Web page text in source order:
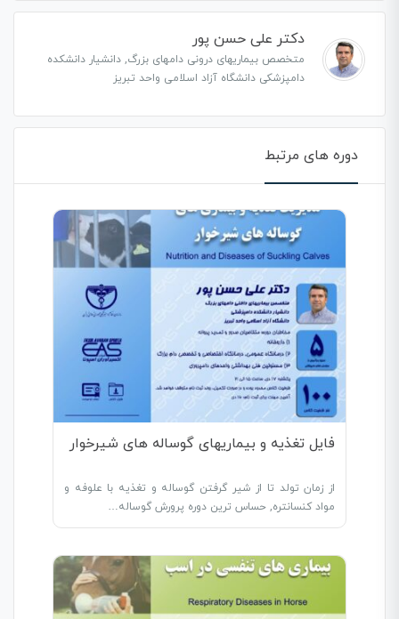
دکتر علی حسن پور
متخصص بیماریهای درونی دامهای بزرگ, دانشیار دانشکده
دامپزشکی دانشگاه آزاد اسلامی واحد تبریز
دوره های مرتبط
فایل تغذیه و بیماریهای گوساله های شیرخوار
از زمان تولد تا از شیر گرفتن گوساله و تغذیه با علوفه و
مواد کنسانتره, حساس ترین دوره پرورش گوساله…